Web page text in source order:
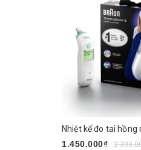
1.450.000₫